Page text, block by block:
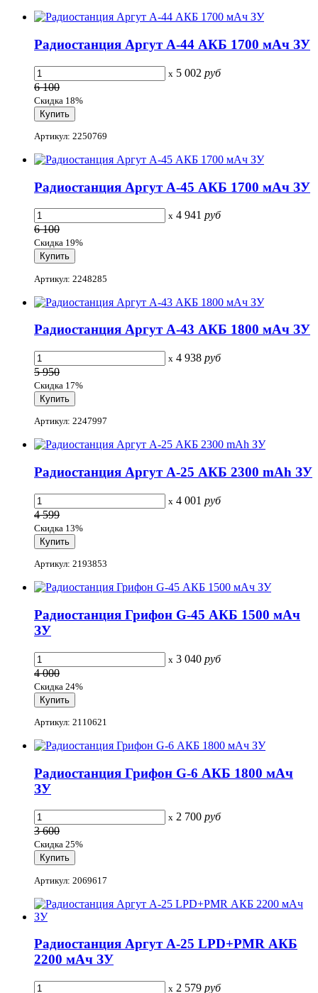
Радиостанция Аргут А-44 АКБ 1700 мАч ЗУ
x 5 002 руб
6 100
Скидка 18%
Артикул: 2250769
Радиостанция Аргут А-45 АКБ 1700 мАч ЗУ
x 4 941 руб
6 100
Скидка 19%
Артикул: 2248285
Радиостанция Аргут А-43 АКБ 1800 мАч ЗУ
x 4 938 руб
5 950
Скидка 17%
Артикул: 2247997
Радиостанция Аргут А-25 АКБ 2300 mAh ЗУ
x 4 001 руб
4 599
Скидка 13%
Артикул: 2193853
Радиостанция Грифон G-45 АКБ 1500 мАч
ЗУ
x 3 040 руб
4 000
Скидка 24%
Артикул: 2110621
Радиостанция Грифон G-6 АКБ 1800 мАч
ЗУ
x 2 700 руб
3 600
Скидка 25%
Артикул: 2069617
Радиостанция Аргут А-25 LPD+PMR АКБ
2200 мАч ЗУ
x 2 579 руб